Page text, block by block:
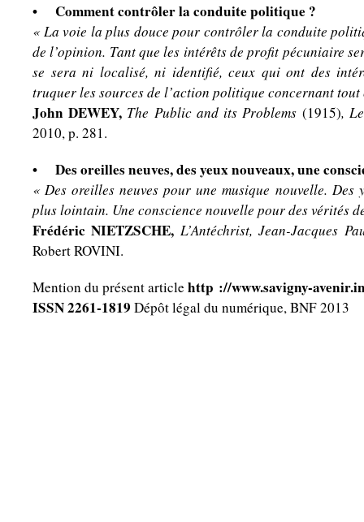
• Comment contrôler la conduite politique ?
« La voie la plus douce pour contrôler la conduite
de l’opinion. Tant que les intérêts de profit pécuniaire
se sera ni localisé, ni identifié, ceux qui ont des
truquer les sources de l’action politique concernant
John DEWEY, The Public and its Problems (1915),
2010, p. 281.
• Des oreilles neuves, des yeux nouveaux, une
« Des oreilles neuves pour une musique nouvelle.
plus lointain. Une conscience nouvelle pour des vérités
Frédéric NIETZSCHE, L’Antéchrist, Jean-Jacques
Robert ROVINI.
Mention du présent article http ://www.savigny-
ISSN 2261-1819 Dépôt légal du numérique, BNF 2013